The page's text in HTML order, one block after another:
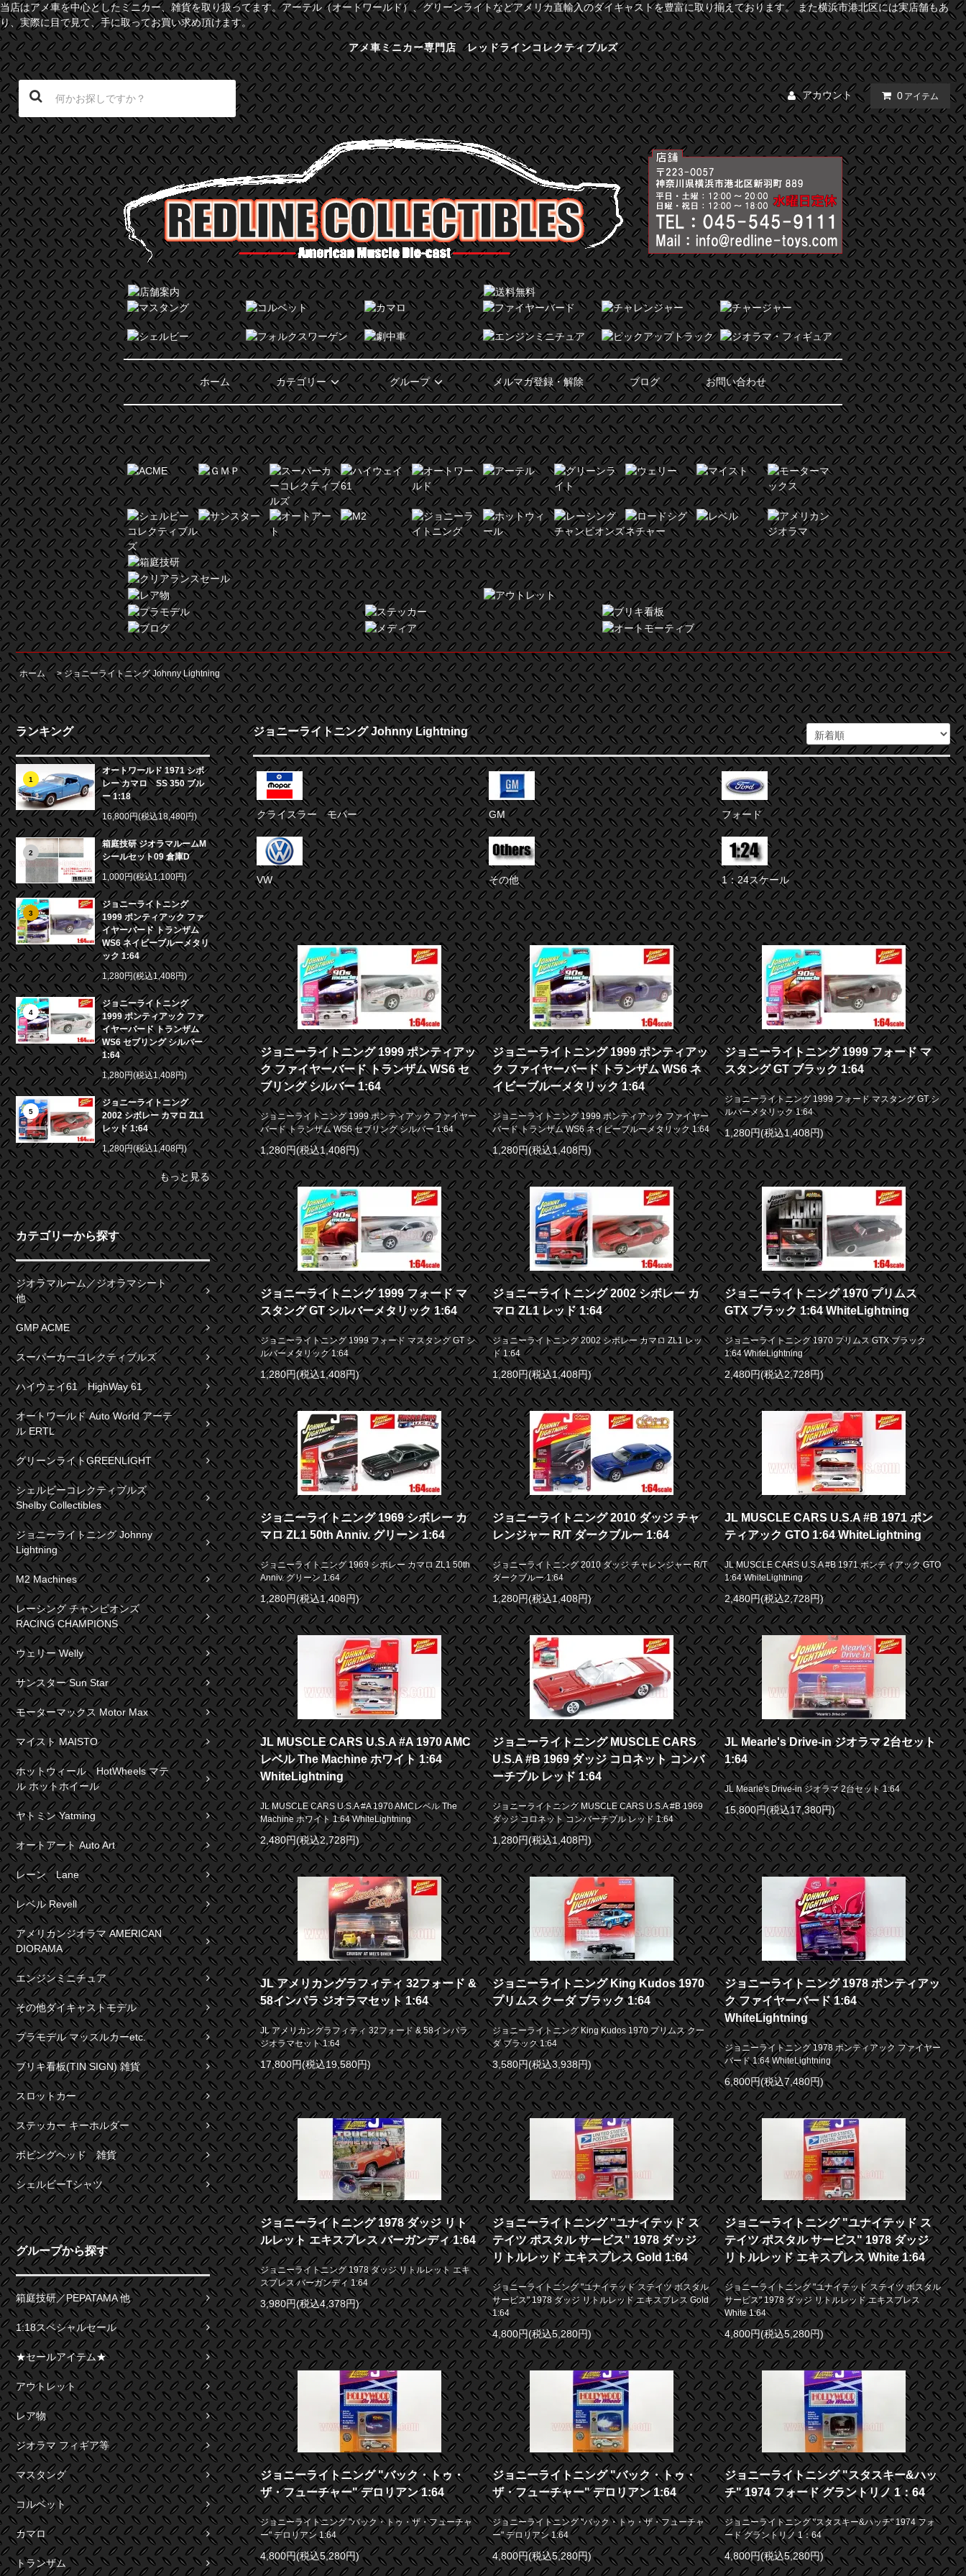
当店はアメ車を中心としたミニカー、雑貨を取り扱ってます。アーテル（オートワールド）、グリーンライトなどアメリカ直輸入のダイキャストを豊富に取り揃えております。 また横浜市港北区には実店舗もあ
り、実際に目で見て、手に取ってお買い求め頂けます。
アメ車ミニカー専門店 レッドラインコレクティブルズ
アカウント 0 アイテム
ホーム カテゴリー グループ メルマガ登録・解除 ブログ お問い合わせ
ホーム >ジョニーライトニング Johnny Lightning
ランキング
1
オートワールド 1971 シボ
レー カマロ SS 350 ブル
ー 1:18
16,800円(税込18,480円)
2
箱庭技研 ジオラマルームM
シールセット09 倉庫D
1,000円(税込1,100円)
3
ジョニーライトニング
1999 ポンティアック ファ
イヤーバード トランザム
WS6 ネイビーブルーメタリ
ック 1:64
1,280円(税込1,408円)
4
ジョニーライトニング
1999 ポンティアック ファ
イヤーバード トランザム
WS6 セブリング シルバー
1:64
1,280円(税込1,408円)
5
ジョニーライトニング
2002 シボレー カマロ ZL1
レッド 1:64
1,280円(税込1,408円)
もっと見る
カテゴリーから探す
ジオラマルーム／ジオラマシート
他
GMP ACME
スーパーカーコレクティブルズ
ハイウェイ61 HighWay 61
オートワールド Auto World アーテ
ル ERTL
グリーンライトGREENLIGHT
シェルビーコレクティブルズ
Shelby Collectibles
ジョニーライトニング Johnny
Lightning
M2 Machines
レーシング チャンピオンズ
RACING CHAMPIONS
ウェリー Welly
サンスター Sun Star
モーターマックス Motor Max
マイスト MAISTO
ホットウィール HotWheels マテ
ル ホットホイール
ヤトミン Yatming
オートアート Auto Art
レーン Lane
レベル Revell
アメリカンジオラマ AMERICAN
DIORAMA
エンジンミニチュア
その他ダイキャストモデル
プラモデル マッスルカーetc.
ブリキ看板(TIN SIGN) 雑貨
スロットカー
ステッカー キーホルダー
ボビングヘッド 雑貨
シェルビーTシャツ
グループから探す
箱庭技研／PEPATAMA 他
1:18スペシャルセール
★セールアイテム★
アウトレット
レア物
ジオラマ フィギア等
マスタング
コルベット
カマロ
トランザム
ジョニーライトニング Johnny Lightning
クライスラー モパー GM フォード
VW その他 1：24スケール
ジョニーライトニング 1999 ポンティアッ
ク ファイヤーバード トランザム WS6 セ
ブリング シルバー 1:64
ジョニーライトニング 1999 ポンティアック ファイヤー
バード トランザム WS6 セブリング シルバー 1:64
1,280円(税込1,408円)
ジョニーライトニング 1999 ポンティアッ
ク ファイヤーバード トランザム WS6 ネ
イビーブルーメタリック 1:64
ジョニーライトニング 1999 ポンティアック ファイヤー
バード トランザム WS6 ネイビーブルーメタリック 1:64
1,280円(税込1,408円)
ジョニーライトニング 1999 フォード マ
スタング GT ブラック 1:64
ジョニーライトニング 1999 フォード マスタング GT シ
ルバーメタリック 1:64
1,280円(税込1,408円)
ジョニーライトニング 1999 フォード マ
スタング GT シルバーメタリック 1:64
ジョニーライトニング 1999 フォード マスタング GT シ
ルバーメタリック 1:64
1,280円(税込1,408円)
ジョニーライトニング 2002 シボレー カ
マロ ZL1 レッド 1:64
ジョニーライトニング 2002 シボレー カマロ ZL1 レッ
ド 1:64
1,280円(税込1,408円)
ジョニーライトニング 1970 プリムス
GTX ブラック 1:64 WhiteLightning
ジョニーライトニング 1970 プリムス GTX ブラック
1:64 WhiteLightning
2,480円(税込2,728円)
ジョニーライトニング 1969 シボレー カ
マロ ZL1 50th Anniv. グリーン 1:64
ジョニーライトニング 1969 シボレー カマロ ZL1 50th
Anniv. グリーン 1:64
1,280円(税込1,408円)
ジョニーライトニング 2010 ダッジ チャ
レンジャー R/T ダークブルー 1:64
ジョニーライトニング 2010 ダッジ チャレンジャー R/T
ダークブルー 1:64
1,280円(税込1,408円)
JL MUSCLE CARS U.S.A #B 1971 ポン
ティアック GTO 1:64 WhiteLightning
JL MUSCLE CARS U.S.A #B 1971 ポンティアック GTO
1:64 WhiteLightning
2,480円(税込2,728円)
JL MUSCLE CARS U.S.A #A 1970 AMC
レベル The Machine ホワイト 1:64
WhiteLightning
JL MUSCLE CARS U.S.A #A 1970 AMCレベル The
Machine ホワイト 1:64 WhiteLightning
2,480円(税込2,728円)
ジョニーライトニング MUSCLE CARS
U.S.A #B 1969 ダッジ コロネット コンバ
ーチブル レッド 1:64
ジョニーライトニング MUSCLE CARS U.S.A #B 1969
ダッジ コロネット コンバーチブル レッド 1:64
1,280円(税込1,408円)
JL Mearle's Drive-in ジオラマ 2台セット
1:64
JL Mearle's Drive-in ジオラマ 2台セット 1:64
15,800円(税込17,380円)
JL アメリカングラフィティ 32フォード &
58インパラ ジオラマセット 1:64
JL アメリカングラフィティ 32フォード & 58インパラ
ジオラマセット 1:64
17,800円(税込19,580円)
ジョニーライトニング King Kudos 1970
プリムス クーダ ブラック 1:64
ジョニーライトニング King Kudos 1970 プリムス クー
ダ ブラック 1:64
3,580円(税込3,938円)
ジョニーライトニング 1978 ポンティアッ
ク ファイヤーバード 1:64
WhiteLightning
ジョニーライトニング 1978 ポンティアック ファイヤー
バード 1:64 WhiteLightning
6,800円(税込7,480円)
ジョニーライトニング 1978 ダッジ リト
ルレット エキスプレス バーガンディ 1:64
ジョニーライトニング 1978 ダッジ リトルレット エキ
スプレス バーガンディ 1:64
3,980円(税込4,378円)
ジョニーライトニング "ユナイテッド ス
テイツ ポスタル サービス" 1978 ダッジ
リトルレッド エキスプレス Gold 1:64
ジョニーライトニング "ユナイテッド ステイツ ポスタル
サービス" 1978 ダッジ リトルレッド エキスプレス Gold
1:64
4,800円(税込5,280円)
ジョニーライトニング "ユナイテッド ス
テイツ ポスタル サービス" 1978 ダッジ
リトルレッド エキスプレス White 1:64
ジョニーライトニング "ユナイテッド ステイツ ポスタル
サービス" 1978 ダッジ リトルレッド エキスプレス
White 1:64
4,800円(税込5,280円)
ジョニーライトニング "バック・トゥ・
ザ・フューチャー" デロリアン 1:64
ジョニーライトニング "バック・トゥ・ザ・フューチャ
ー" デロリアン 1:64
4,800円(税込5,280円)
ジョニーライトニング "バック・トゥ・
ザ・フューチャー" デロリアン 1:64
ジョニーライトニング "バック・トゥ・ザ・フューチャ
ー" デロリアン 1:64
4,800円(税込5,280円)
ジョニーライトニング "スタスキー&ハッ
チ" 1974 フォード グラントリノ 1：64
ジョニーライトニング "スタスキー&ハッチ" 1974 フォ
ード グラントリノ 1：64
4,800円(税込5,280円)